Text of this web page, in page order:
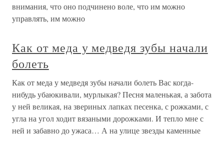
внимания, что оно подчинено воле, что им можно
управлять, им можно
Как от меда у медведя зубы начали
болеть
Как от меда у медведя зубы начали болеть Вас когда-
нибудь убаюкивали, мурлыкая? Песня маленькая, а забота
у ней великая, на звериных лапках песенка, с рожками, с
угла на угол ходит вязаными дорожками. И тепло мне с
ней и забавно до ужаса… А на улице звезды каменные